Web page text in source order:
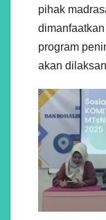
pihak
program
akan